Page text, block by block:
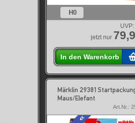
H0
UVP:
jetzt nur
In den Warenkorb
Märklin 29381
Maus/Elefant
Art.Nr.: